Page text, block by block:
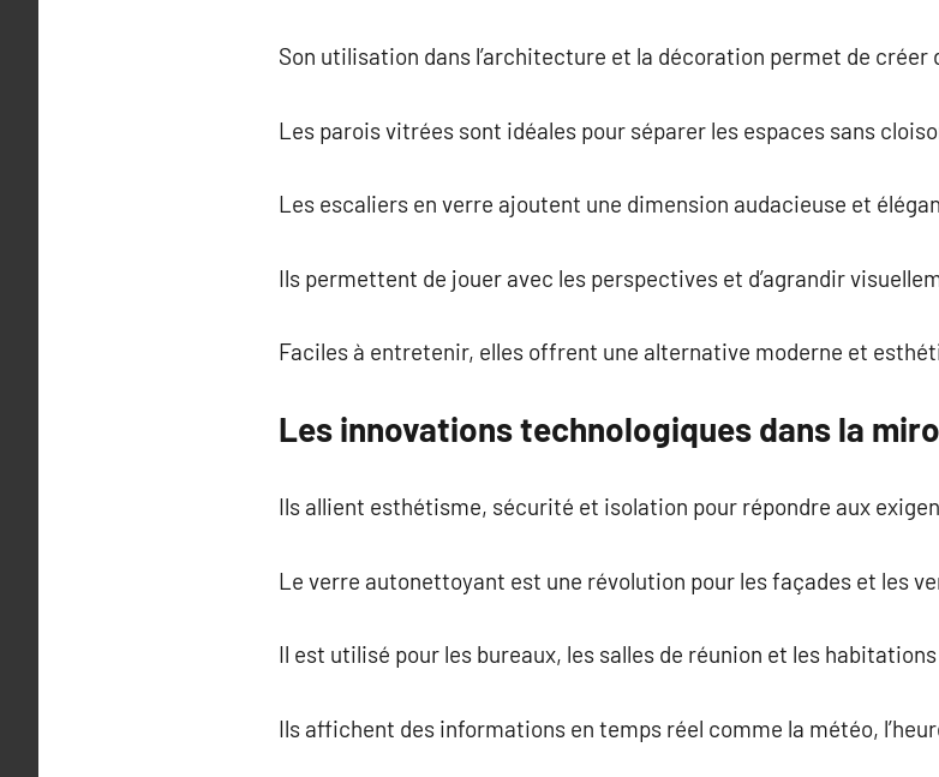
Son utilisation dans l’architecture et la décoration permet de créer
Les parois vitrées sont idéales pour séparer les espaces sans
Les escaliers en verre ajoutent une dimension audacieuse et
Ils permettent de jouer avec les perspectives et d’agrandir
Faciles à entretenir, elles offrent une alternative moderne et
Les innovations technologiques dans la
Ils allient esthétisme, sécurité et isolation pour répondre aux
Le verre autonettoyant est une révolution pour les façades et les
Il est utilisé pour les bureaux, les salles de réunion et les
Ils affichent des informations en temps réel comme la météo,